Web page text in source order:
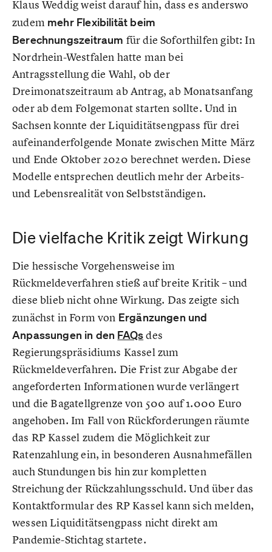
Klaus Weddig weist darauf hin, dass es anderswo
zudem mehr Flexibilität beim
Berechnungszeitraum für die Soforthilfen gibt: In
Nordrhein-Westfalen hatte man bei
Antragsstellung die Wahl, ob der
Dreimonatszeitraum ab Antrag, ab Monatsanfang
oder ab dem Folgemonat starten sollte. Und in
Sachsen konnte der Liquiditätsengpass für drei
aufeinanderfolgende Monate zwischen Mitte März
und Ende Oktober 2020 berechnet werden. Diese
Modelle entsprechen deutlich mehr der Arbeits-
und Lebensrealität von Selbstständigen.
Die vielfache Kritik zeigt Wirkung
Die hessische Vorgehensweise im
Rückmeldeverfahren stieß auf breite Kritik – und
diese blieb nicht ohne Wirkung. Das zeigte sich
zunächst in Form von Ergänzungen und
Anpassungen in den FAQsdes
Regierungspräsidiums Kassel zum
Rückmeldeverfahren. Die Frist zur Abgabe der
angeforderten Informationen wurde verlängert
und die Bagatellgrenze von 500 auf 1.000 Euro
angehoben. Im Fall von Rückforderungen räumte
das RP Kassel zudem die Möglichkeit zur
Ratenzahlung ein, in besonderen Ausnahmefällen
auch Stundungen bis hin zur kompletten
Streichung der Rückzahlungsschuld. Und über das
Kontaktformular des RP Kassel kann sich melden,
wessen Liquiditätsengpass nicht direkt am
Pandemie-Stichtag startete.